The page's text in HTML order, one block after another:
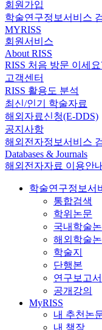
회원가입
학술연구정보서비스
MYRISS
회원서비스
About RISS
RISS 처음 방문 이세요
고객센터
RISS 활용도 분석
최신/인기 학술자료
해외자료신청(E-DDS)
공지사항
해외전자정보서비스
Databases & Journals
해외전자자료 이용안내
학술연구정보서
통합검색
학위논문
국내학술
해외학술
학술지
단행본
연구보고서
공개강의
MyRISS
내 추천논
내 책장